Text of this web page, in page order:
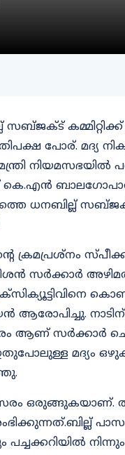
കമ്മിറ്റിക്ക്
പോര്. മദ്യ
കെ.എന്‍
ധനബില്ല് സബ്ജക്ട്
ക്രമപ്രശ്‌നം
സര്‍ക്കാര്‍
ആരോപിച്ചു.
ആണ് സര്‍ക്കാര്‍
മദ്യം
ഒരുങ്ങുകയാണ്.
പച്ചക്കറിയില്‍